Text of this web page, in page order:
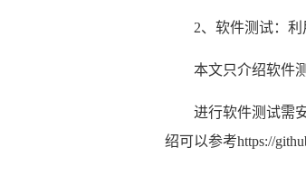
2、软件测试：
本文只介绍软件
进行软件测试需
绍可以参考https://